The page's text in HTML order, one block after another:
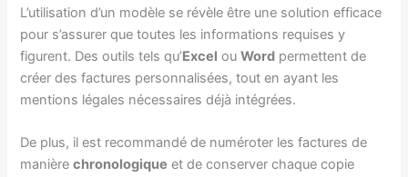
L’utilisation d’un modèle se révèle être une solution efficace
pour s’assurer que toutes les informations requises y
figurent. Des outils tels qu’Excel ouWord permettent de
créer des factures personnalisées, tout en ayant les
mentions légales nécessaires déjà intégrées.
De plus, il est recommandé de numéroter les factures de
manièrechronologique et de conserver chaque copie